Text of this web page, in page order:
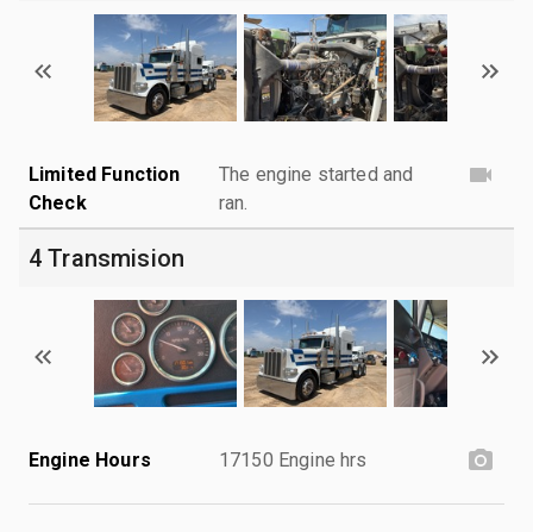
Limited Function
Check
The engine started and
ran.
4 Transmision
Engine Hours 17150 Engine hrs